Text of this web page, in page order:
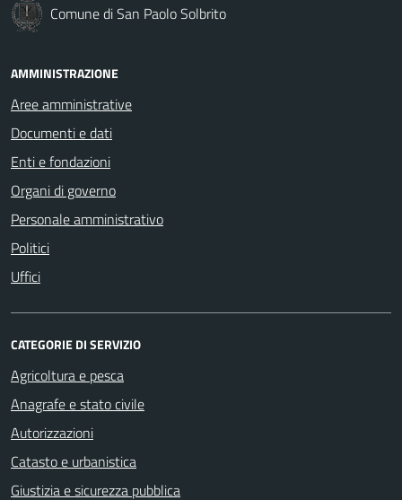
Comune di San Paolo Solbrito
AMMINISTRAZIONE
Aree amministrative
Documenti e dati
Enti e fondazioni
Organi di governo
Personale amministrativo
Politici
Uffici
CATEGORIE DI SERVIZIO
Agricoltura e pesca
Anagrafe e stato civile
Autorizzazioni
Catasto e urbanistica
Giustizia e sicurezza pubblica